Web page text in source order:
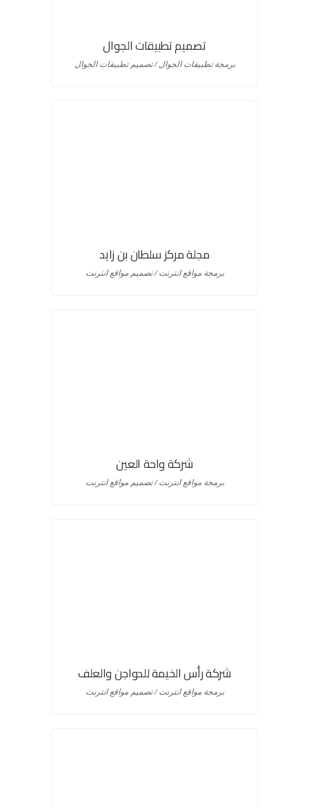
تصميم تطبيقات الجوال
برمجة تطبيقات الجوال / تصميم تطبيقات الجوال
مجلة مركز سلطان بن زايد
برمجة مواقع انترنت / تصميم مواقع انترنت
شركة واحة العين
برمجة مواقع انترنت / تصميم مواقع انترنت
شركة رأس الخيمة للدواجن والعلف
برمجة مواقع انترنت / تصميم مواقع انترنت